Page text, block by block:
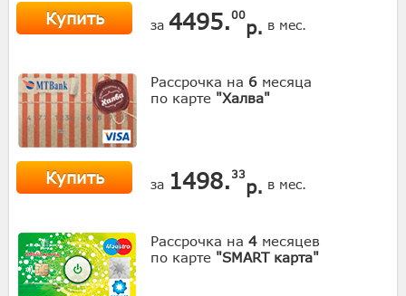
Купить за 4495.00
р. в мес.
Рассрочка на 6 месяца
по карте "Халва"
Купить за 1498. 33
р. в мес.
Рассрочка на 4 месяцев
по карте "SMART карта"